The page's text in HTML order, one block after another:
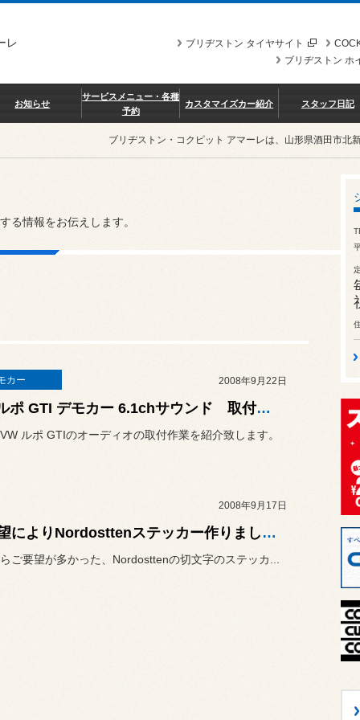
レ
ブリヂストン タイヤサイト
ブリヂストン ホ
お知らせ
サービスメニュー・各種
予約
カスタマイズカー紹介 スタッフ日記
ブリヂストン・コクピット アマーレは、山形県酒田市北
る情報をお伝えします。
カー 2008年9月22日
VW ルポ GTI デモカー 6.1chサウンド 取付しました！
ルポ GTIのオーディオの取付作業を紹介致します。
2008年9月17日
ご要望によりNordosttenステッカー作りました！
ご要望が多かった、Nordosttenの切文字のステッカ...